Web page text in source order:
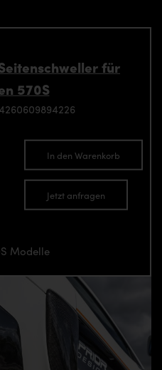
für
570S
In den Warenkorb
Jetzt anfragen
Modelle